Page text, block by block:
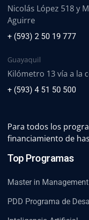
Nicolás López 518 y
Aguirre
+ (593) 2 50 19 777
Guayaquil
Kilómetro 13 vía a la
+ (593) 4 51 50 500
Para todos los
financiamiento de
Top Programas
Master in Management
PDD Programa de